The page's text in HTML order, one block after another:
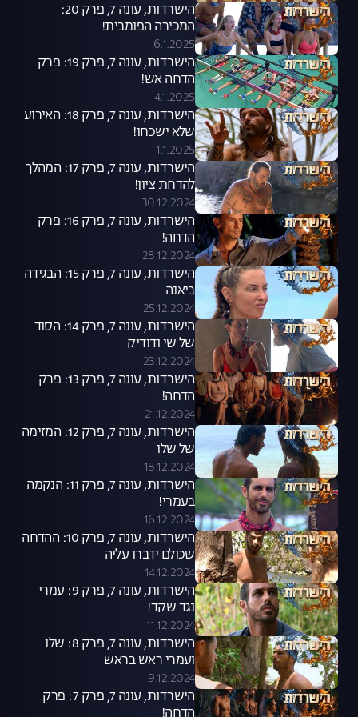
הישרדות, עונה 7, פרק 20:
המכירה הפומבית!
6.1.2025
הישרדות, עונה 7, פרק 19: פרק
הדחה אש!
4.1.2025
הישרדות, עונה 7, פרק 18: האירוע
שלא ישכחו!
1.1.2025
הישרדות, עונה 7, פרק 17: המהלך
להדחת ציון!
30.12.2024
הישרדות, עונה 7, פרק 16: פרק
הדחה!
28.12.2024
הישרדות, עונה 7, פרק 15: הבגידה
ביאנה
25.12.2024
הישרדות, עונה 7, פרק 14: הסוד
של שי ודודיק
23.12.2024
הישרדות, עונה 7, פרק 13: פרק
הדחה!
21.12.2024
הישרדות, עונה 7, פרק 12: המזימה
של שלו
18.12.2024
הישרדות, עונה 7, פרק 11: הנקמה
בעמרי!
16.12.2024
הישרדות, עונה 7, פרק 10: ההדחה
שכולם ידברו עליה
14.12.2024
הישרדות, עונה 7, פרק 9: עמרי
נגד שקד!
11.12.2024
הישרדות, עונה 7, פרק 8: שלו
ועמרי ראש בראש
9.12.2024
הישרדות, עונה 7, פרק 7: פרק